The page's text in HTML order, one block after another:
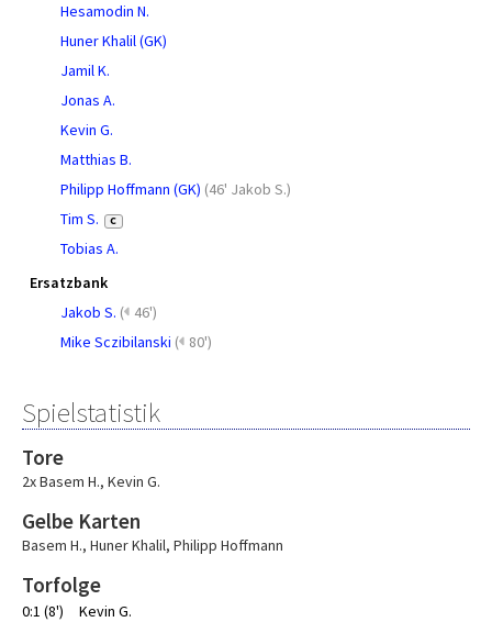
Hesamodin N.
Huner Khalil (GK)
Jamil K.
Jonas A.
Kevin G.
Matthias B.
Philipp Hoffmann (GK) (46' Jakob S.)
Tim S.
C
Tobias A.
Ersatzbank
Jakob S. ( 46')
Mike Sczibilanski ( 80')
Spielstatistik
Tore
2x Basem H., Kevin G.
Gelbe Karten
Basem H., Huner Khalil, Philipp Hoffmann
Torfolge
0:1 (8')
Kevin G.